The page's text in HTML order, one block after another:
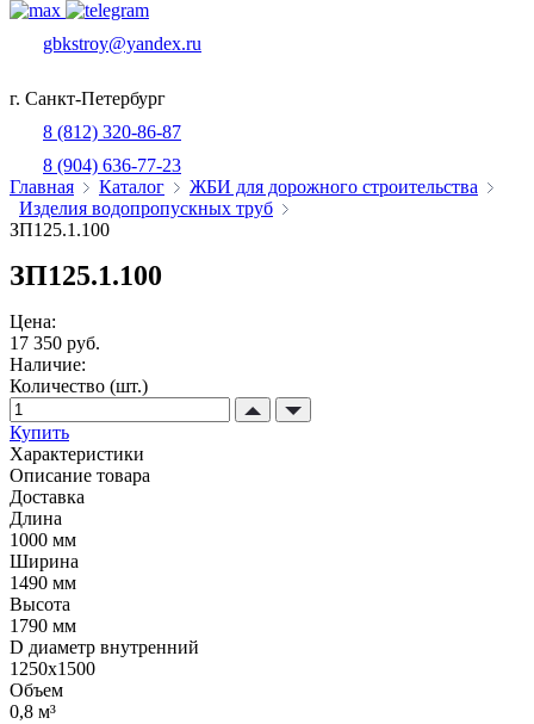
gbkstroy@yandex.ru
г. Санкт-Петербург
8 (812) 320-86-87
8 (904) 636-77-23
Главная
Каталог
ЖБИ для дорожного строительства
Изделия водопропускных труб
ЗП125.1.100
ЗП125.1.100
Цена:
17 350 руб.
Наличие:
Количество (шт.)
Купить
Характеристики
Описание товара
Доставка
Длина
1000 мм
Ширина
1490 мм
Высота
1790 мм
D диаметр внутренний
1250х1500
Объем
0,8 м³